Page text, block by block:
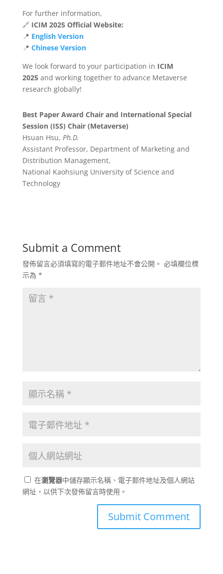
For further information,
🔗 ICIM 2025 Official Website:
📍 English Version
📍 Chinese Version
We look forward to your participation in ICIM
2025and working together to advance Metaverse
research globally!
Best Paper Award Chairand International Special
Session (ISS) Chair (Metaverse)
Hsuan Hsu, Ph.D.
Assistant Professor, Department of Marketing and
Distribution Management,
National Kaohsiung University of Science and
Technology
Submit a Comment
發佈留言必須填寫的電子郵件地址不會公開。 必填欄位標
示為 *
在瀏覽器中儲存顯示名稱、電子郵件地址及個人網站
網址，以供下次發佈留言時使用。